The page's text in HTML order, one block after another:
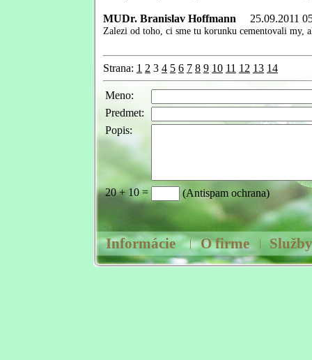
MUDr. Branislav Hoffmann 25.09.2011
Zalezi od toho, ci sme tu korunku cementovali my,
Strana: 1 2 3 4 5 6 7 8 9 10 11 12 13 14
Meno:
Predmet:
Popis:
20+ 10= (Antispam ochrana)
Informácie | O firme | Služby